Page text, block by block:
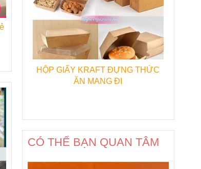
HỘP GIẤY KRAFT ĐỰNG THỨC
ĂN MANG ĐI
CÓ THỂ BẠN QUAN TÂM